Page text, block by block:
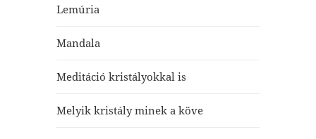
Lemúria
Mandala
Meditáció kristályokkal is
Melyik kristály minek a köve